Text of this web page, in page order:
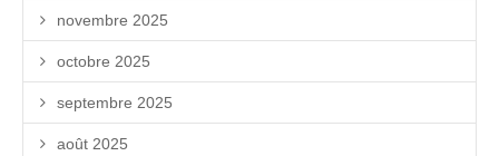
novembre 2025
octobre 2025
septembre 2025
août 2025